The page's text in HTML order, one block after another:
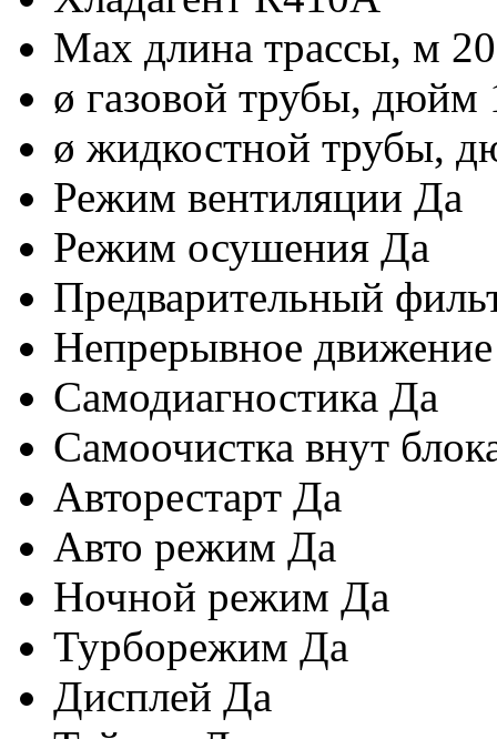
Max длина трассы, м 20
ø газовой трубы, дюйм
ø жидкостной трубы,
Режим вентиляции Да
Режим осушения Да
Предварительный
Непрерывное
Самодиагностика Да
Самоочистка внут
Авторестарт Да
Авто режим Да
Ночной режим Да
Турборежим Да
Дисплей Да